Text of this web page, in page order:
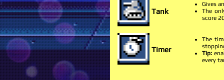
Tank
Gives
The
score
Timer
The
Tip:
every